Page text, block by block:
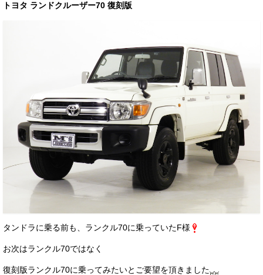
トヨタ ランドクルーザー70 復刻版
タンドラに乗る前も、ランクル70に乗っていたF様
お次はランクル70ではなく
復刻版ランクル70に乗ってみたいとご要望を頂きました